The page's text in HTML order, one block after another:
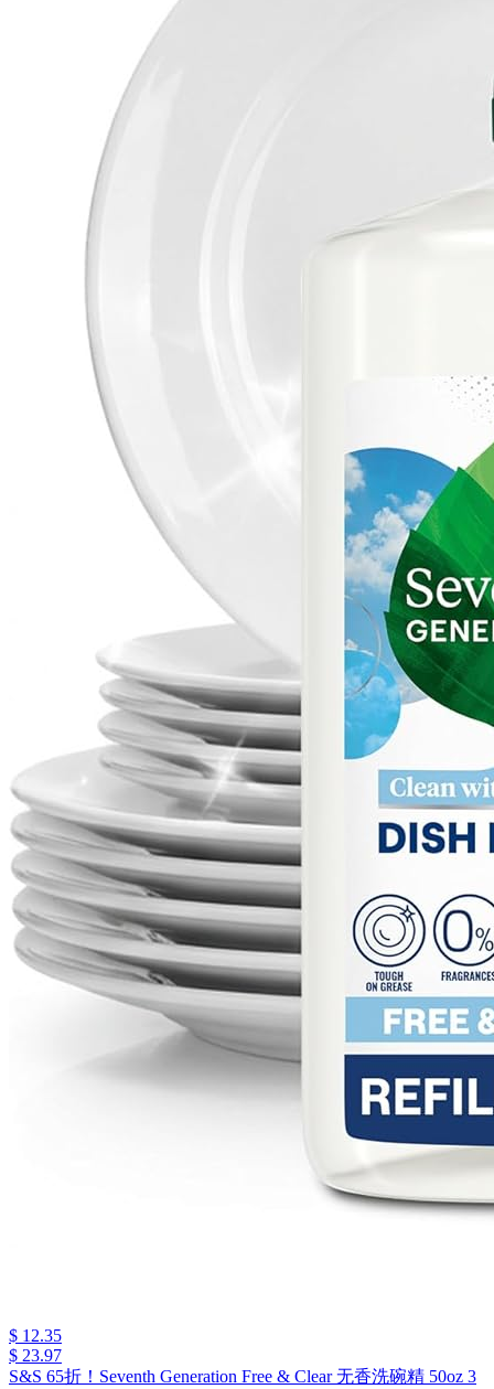
$ 12.35
$ 23.97
S&S 65折！Seventh Generation Free & Clear 无香洗碗精 50oz 3